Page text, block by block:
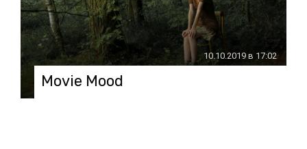
10.10.2019 в 17:02
Movie Mood